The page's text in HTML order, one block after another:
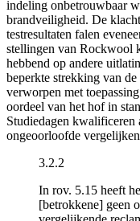
indeling onbetrouwbaar
brandveiligheid. De
testresultaten falen
stellingen van Rockwool
hebbend op andere
beperkte strekking van
verworpen met
oordeel van het hof in
Studiedagen kwalificeren
ongeoorloofde
3.2.2
In rov. 5.15 heeft
[betrokkene] geen